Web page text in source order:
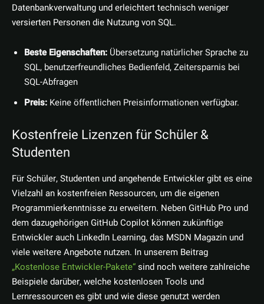
Datenbankverwaltung und erleichtert technisch weniger
versierten Personen die Nutzung von SQL.
Beste Eigenschaften: Übersetzung natürlicher Sprache zu
SQL, benutzerfreundliches Bedienfeld, Zeitersparnis bei
SQL-Abfragen
Preis: Keine öffentlichen Preisinformationen verfügbar.
Kostenfreie Lizenzen für Schüler &
Studenten
Für Schüler, Studenten und angehende Entwickler gibt es eine
Vielzahl an kostenfreien Ressourcen, um die eigenen
Programmierkenntnisse zu erweitern. Neben GitHub Pro und
dem dazugehörigen GitHub Copilot können zukünftige
Entwickler auch LinkedIn Learning, das MSDN Magazin und
viele weitere Angebote nutzen. In unserem Beitrag
„Kostenlose Entwickler-Pakete“sind noch weitere zahlreiche
Beispiele darüber, welche kostenlosen Tools und
Lernressourcen es gibt und wie diese genutzt werden